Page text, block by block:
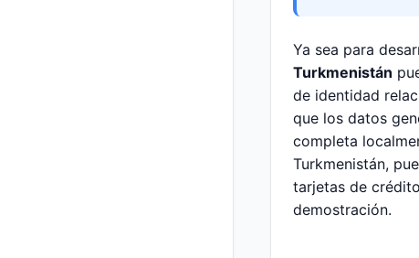
Ya sea para
Turkmenistán
de identidad
que los datos
completa
Turkmenistán,
tarjetas de
demostración.